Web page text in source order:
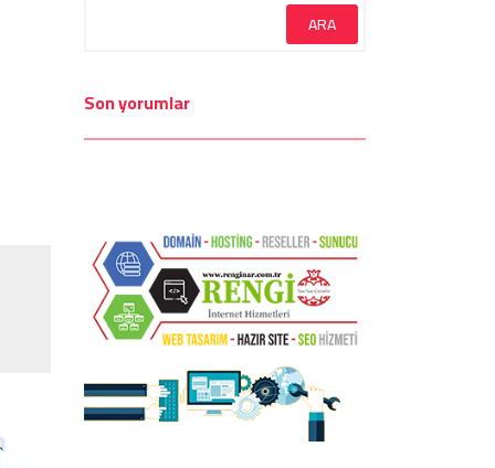
Son yorumlar